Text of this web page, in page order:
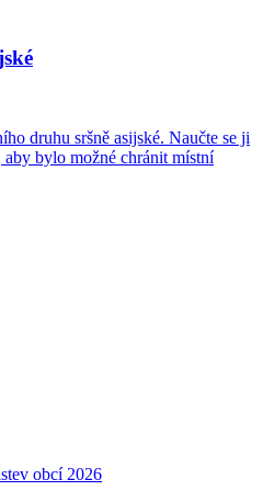
druhu sršně asijské. Naučte se ji
bylo možné chránit místní
obcí 2026